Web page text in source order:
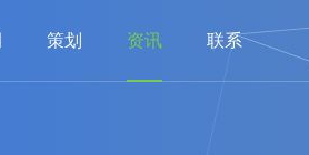
策划 资讯 联系